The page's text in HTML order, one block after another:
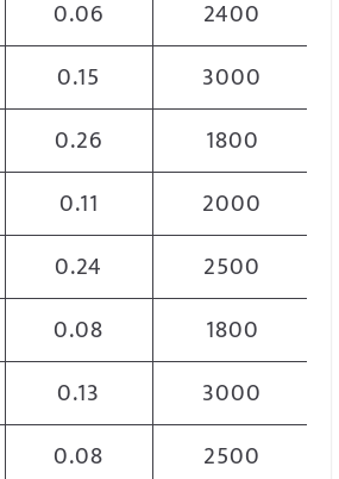
0.06
2400
0.15
3000
0.26
1800
0.11
2000
0.24
2500
0.08
1800
0.13
3000
0.08
2500